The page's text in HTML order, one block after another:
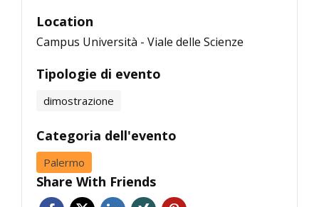
Location
Campus Università - Viale delle Scienze
Tipologie di evento
dimostrazione
Categoria dell'evento
Palermo
Share With Friends